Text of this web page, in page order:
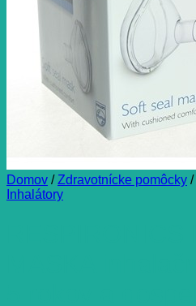
Domov / Zdravotnícke pomôcky /
Inhalátory